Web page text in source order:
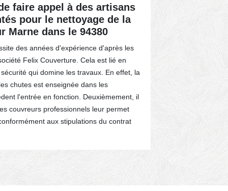
faire appel à des artisans
pour le nettoyage de la
Marne dans le 94380
des années d'expérience d'après les
Felix Couverture. Cela est lié en
qui domine les travaux. En effet, la
chutes est enseignée dans les
l'entrée en fonction. Deuxièmement, il
couvreurs professionnels leur permet
aux stipulations du contrat
La sûreté et
travaux qui
n'échappe
chutes dues
travailler avec